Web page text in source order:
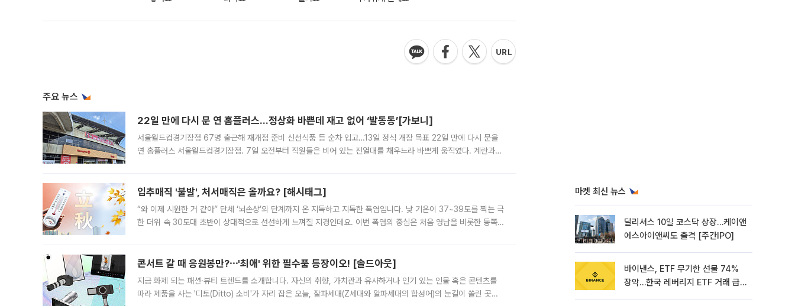
주요 뉴스
22일 만에 다시 문 연 홈플러스…정상화 바쁜데 재고 없어 ‘발동동’[가보니]
서울월드컵경기장점 67명 출근해 재개점 준비 신선식품 등 순차 입고…13일 정식 개장 목표 22일 만에 다시 문을
연 홈플러스 서울월드컵경기장점. 7일 오전부터 직원들은 비어 있는 진열대를 채우느라 바쁘게 움직였다. 계란과
입추매직 '불발', 처서매직은 올까요? [해시태그]
“와 이제 시원한 거 같아” 단체 ‘뇌손상’의 단계까지 온 지독하고 지독한 폭염입니다. 낮 기온이 37~39도를 찍는 극
한 더위 속 30도대 초반이 상대적으로 선선하게 느껴질 지경인데요. 이번 폭염의 중심은 처음 영남을 비롯한 동쪽
콘서트 갈 때 응원봉만?⋯'최애' 위한 필수품 등장이오! [솔드아웃]
지금 화제 되는 패션·뷰티 트렌드를 소개합니다. 자신의 취향, 가치관과 유사하거나 인기 있는 인물 혹은 콘텐츠를
따라 제품을 사는 '디토(Ditto) 소비'가 자리 잡은 오늘, 잘파세대(Z세대와 알파세대의 합성어)의 눈길이 쏠린 곳은
마켓 최신 뉴스
딜리셔스 10일 코스닥 상장…케이앤
에스아이앤씨도 출격 [주간IPO]
바이낸스, ETF 무기한 선물 74%
장악…한국 레버리지 ETF 거래 급